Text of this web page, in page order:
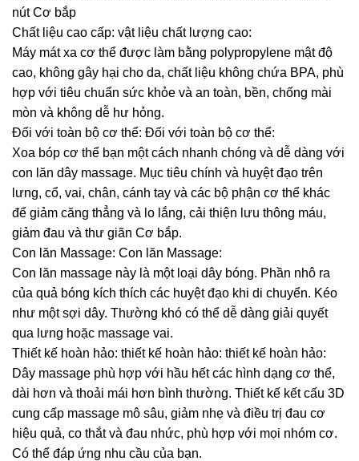
nút Cơ bắp
Chất liệu cao cấp: vật liệu chất lượng cao:
Máy mát xa cơ thể được làm bằng polypropylene mật độ
cao, không gây hại cho da, chất liệu không chứa BPA, phù
hợp với tiêu chuẩn sức khỏe và an toàn, bền, chống mài
mòn và không dễ hư hỏng.
Đối với toàn bộ cơ thể: Đối với toàn bộ cơ thể:
Xoa bóp cơ thể bạn một cách nhanh chóng và dễ dàng với
con lăn dây massage. Mục tiêu chính và huyệt đạo trên
lưng, cổ, vai, chân, cánh tay và các bộ phận cơ thể khác
để giảm căng thẳng và lo lắng, cải thiện lưu thông máu,
giảm đau và thư giãn Cơ bắp.
Con lăn Massage: Con lăn Massage:
Con lăn massage này là một loại dây bóng. Phần nhô ra
của quả bóng kích thích các huyệt đạo khi di chuyển. Kéo
như một sợi dây. Thường khó có thể dễ dàng giải quyết
qua lưng hoặc massage vai.
Thiết kế hoàn hảo: thiết kế hoàn hảo: thiết kế hoàn hảo:
Dây massage phù hợp với hầu hết các hình dạng cơ thể,
dài hơn và thoải mái hơn bình thường. Thiết kế kết cấu 3D
cung cấp massage mô sâu, giảm nhẹ và điều trị đau cơ
hiệu quả, co thắt và đau nhức, phù hợp với mọi nhóm cơ.
Có thể đáp ứng nhu cầu của bạn.